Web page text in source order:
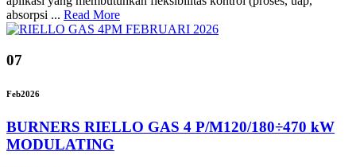
absorpsi ... Read More
07
Feb2026
BURNERS RIELLO GAS 4 P/M120/180÷470 kW
MODULATING